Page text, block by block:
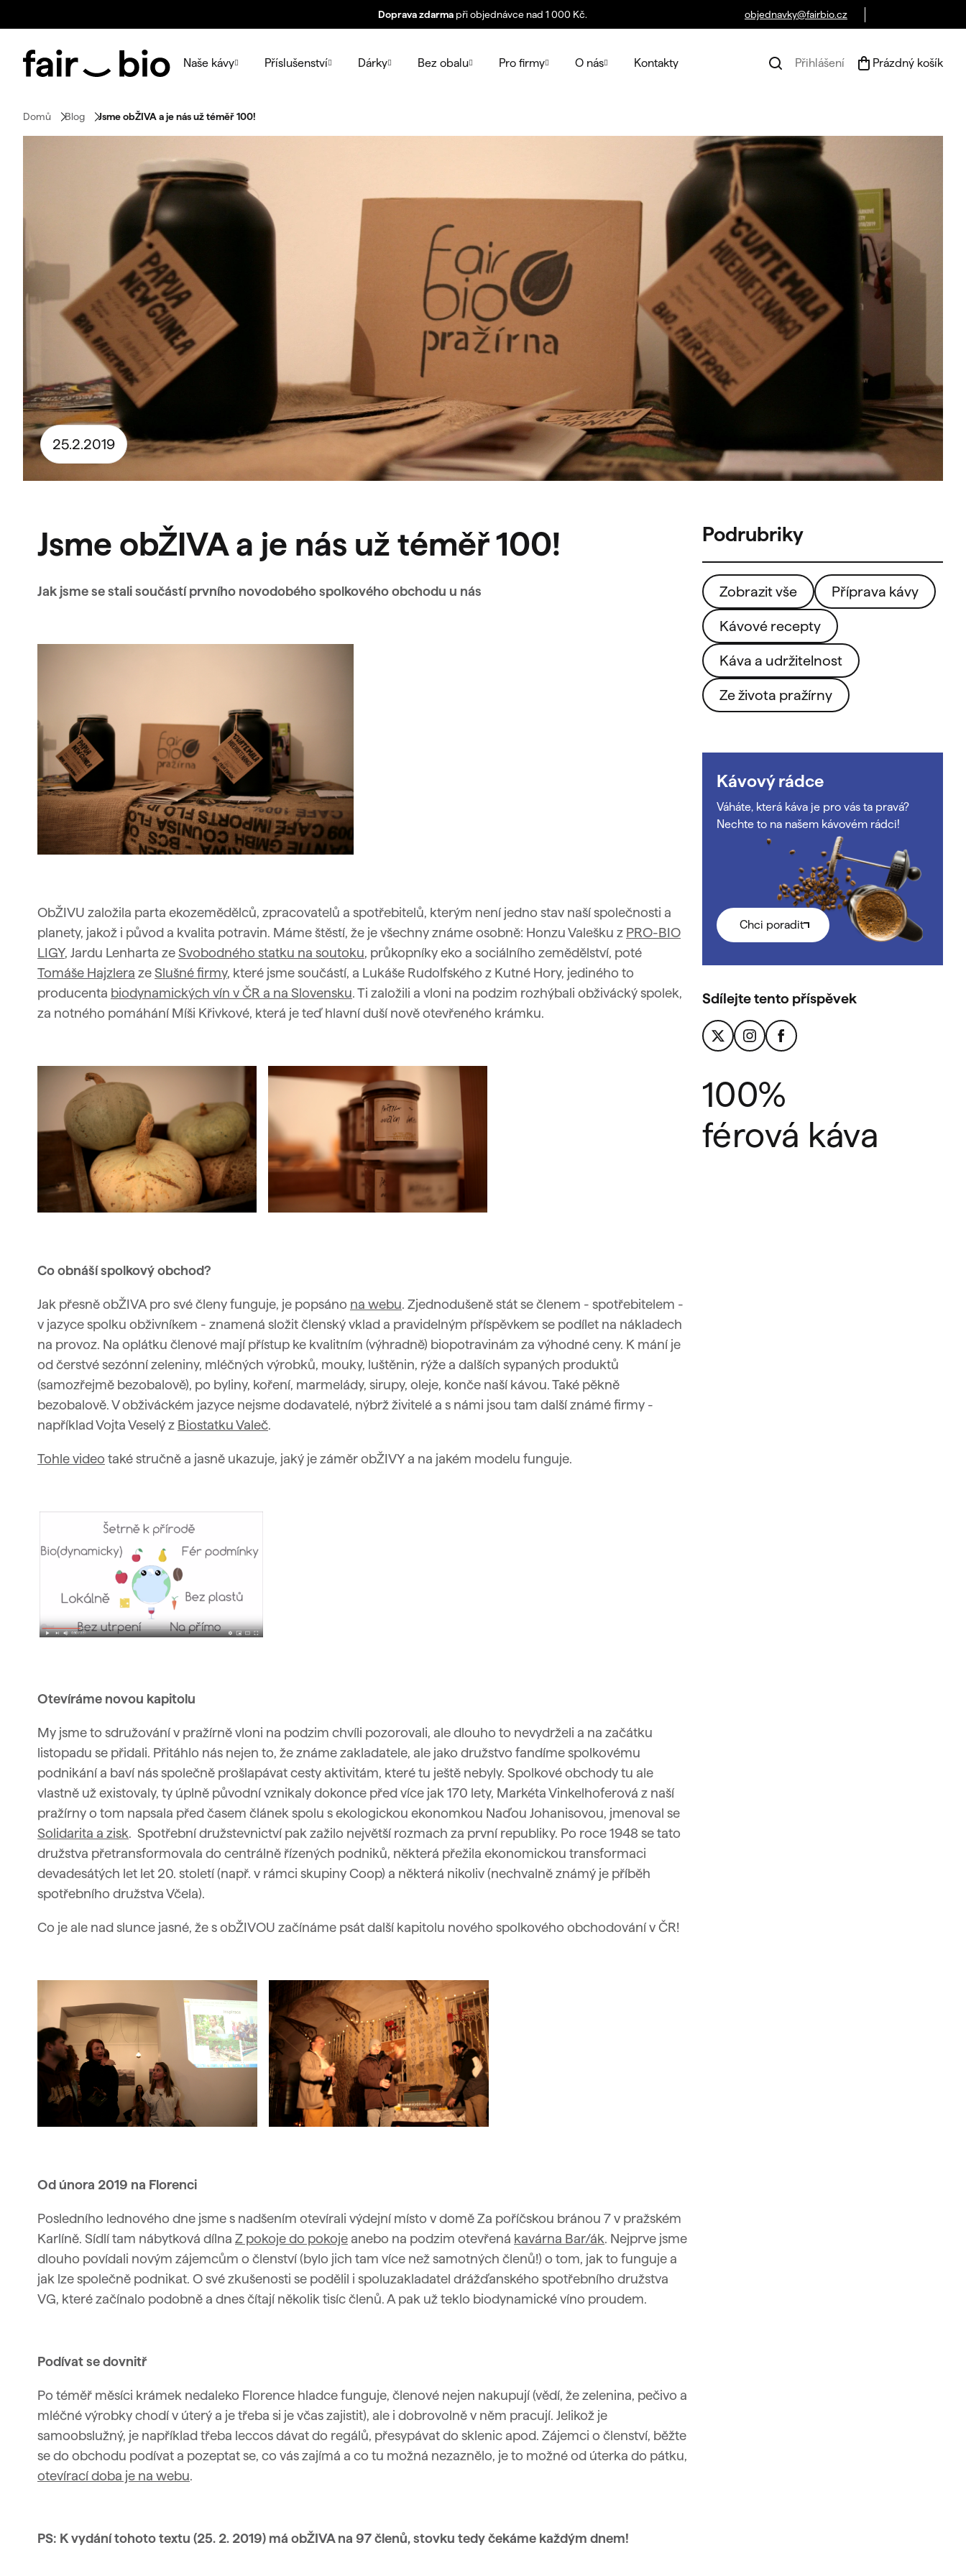
Doprava zdarma při objednávce nad 1 000 Kč. objednavky@fairbio.cz
Naše kávy Příslušenství Dárky Bez obalu Pro firmy O nás Kontakty Přihlášení Prázdný košík
Domů Blog Jsme obŽIVA a je nás už téměř 100!
25.2.2019
Jsme obŽIVA a je nás už téměř 100!
Jak jsme se stali součástí prvního novodobého spolkového obchodu u nás
ObŽIVU založila parta ekozemědělců, zpracovatelů a spotřebitelů, kterým není jedno stav naší společnosti a
planety, jakož i původ a kvalita potravin. Máme štěstí, že je všechny známe osobně: Honzu Valešku z PRO-BIO
LIGY, Jardu Lenharta zeSvobodného statku na soutoku, průkopníky eko a sociálního zemědělství, poté
Tomáše Hajzlera zeSlušné firmy, které jsme součástí, a Lukáše Rudolfského z Kutné Hory, jediného to
producenta biodynamických vín v ČR a na Slovensku.Ti založili a vloni na podzim rozhýbali obživácký spolek,
za notného pomáhání Míši Křivkové, která je teď hlavní duší nově otevřeného krámku.
Co obnáší spolkový obchod?
Jak přesně obŽIVA pro své členy funguje, je popsáno na webu. Zjednodušeně stát se členem - spotřebitelem -
v jazyce spolku obživníkem - znamená složit členský vklad a pravidelným příspěvkem se podílet na nákladech
na provoz. Na oplátku členové mají přístup ke kvalitním (výhradně) biopotravinám za výhodné ceny. K mání je
od čerstvé sezónní zeleniny, mléčných výrobků, mouky, luštěnin, rýže a dalších sypaných produktů
(samozřejmě bezobalově), po byliny, koření, marmelády, sirupy, oleje, konče naší kávou. Také pěkně
bezobalově. V obživáckém jazyce nejsme dodavatelé, nýbrž živitelé a s námi jsou tam další známé firmy -
například Vojta Veselý z Biostatku Valeč.
Tohle video také stručně a jasně ukazuje, jaký je záměr obŽIVY a na jakém modelu funguje.
Otevíráme novou kapitolu
My jsme to sdružování v pražírně vloni na podzim chvíli pozorovali, ale dlouho to nevydrželi a na začátku
listopadu se přidali. Přitáhlo nás nejen to, že známe zakladatele, ale jako družstvo fandíme spolkovému
podnikání a baví nás společně prošlapávat cesty aktivitám, které tu ještě nebyly. Spolkové obchody tu ale
vlastně už existovaly, ty úplně původní vznikaly dokonce před více jak 170 lety, Markéta Vinkelhoferová z naší
pražírny o tom napsala před časem článek spolu s ekologickou ekonomkou Naďou Johanisovou, jmenoval se
Solidarita a zisk. Spotřební družstevnictví pak zažilo největší rozmach za první republiky. Po roce 1948 se tato
družstva přetransformovala do centrálně řízených podniků, některá přežila ekonomickou transformaci
devadesátých let let 20. století (např. v rámci skupiny Coop) a některá nikoliv (nechvalně známý je příběh
spotřebního družstva Včela).
Co je ale nad slunce jasné, že s obŽIVOU začínáme psát další kapitolu nového spolkového obchodování v ČR!
Od února 2019 na Florenci
Posledního lednového dne jsme s nadšením otevírali výdejní místo v domě Za poříčskou bránou 7 v pražském
Karlíně. Sídlí tam nábytková dílna Z pokoje do pokoje anebo na podzim otevřená kavárna Bar/ák. Nejprve jsme
dlouho povídali novým zájemcům o členství (bylo jich tam více než samotných členů!) o tom, jak to funguje a
jak lze společně podnikat. O své zkušenosti se podělil i spoluzakladatel drážďanského spotřebního družstva
VG, které začínalo podobně a dnes čítají několik tisíc členů. A pak už teklo biodynamické víno proudem.
Podívat se dovnitř
Po téměř měsíci krámek nedaleko Florence hladce funguje, členové nejen nakupují (vědí, že zelenina, pečivo a
mléčné výrobky chodí v úterý a je třeba si je včas zajistit), ale i dobrovolně v něm pracují. Jelikož je
samoobslužný, je například třeba leccos dávat do regálů, přesypávat do sklenic apod. Zájemci o členství, běžte
se do obchodu podívat a pozeptat se, co vás zajímá a co tu možná nezaznělo, je to možné od úterka do pátku,
otevírací doba je na webu.
PS: K vydání tohoto textu (25. 2. 2019) má obŽIVA na 97 členů, stovku tedy čekáme každým dnem!
Zobrazit vše Příprava kávy
Kávové recepty
Káva a udržitelnost
Ze života pražírny
Kávový rádce
Váháte, která káva je pro vás ta pravá?
Nechte to na našem kávovém rádci!
Chci poradit
Sdílejte tento příspěvek
100%
férová káva